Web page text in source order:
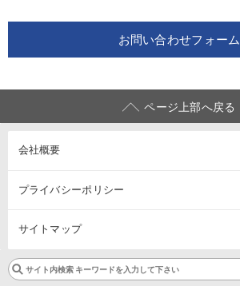
お問い合わせフォーム
ページ上部へ戻る
会社概要
プライバシーポリシー
サイトマップ